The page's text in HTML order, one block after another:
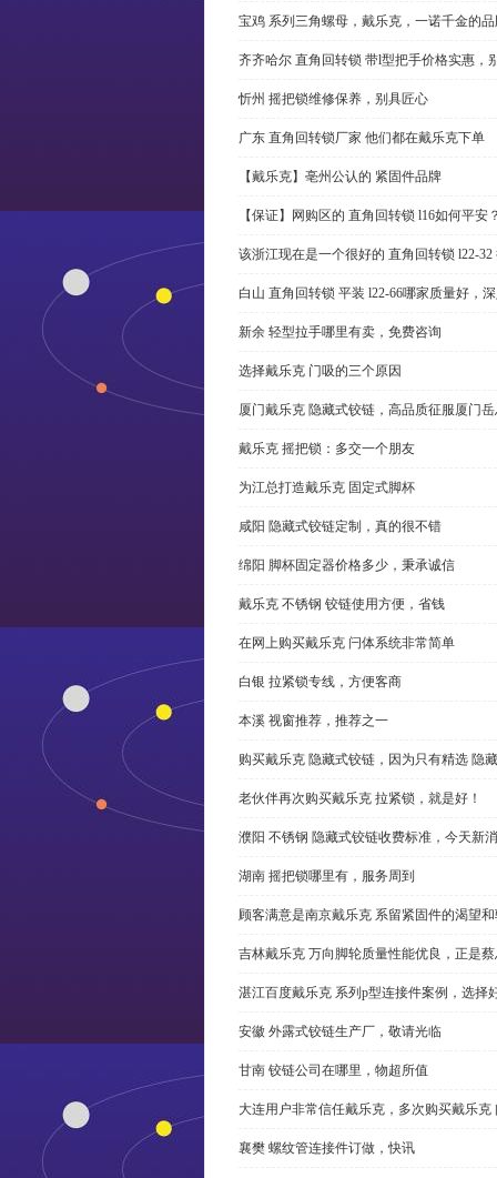
宝鸡 系列三角螺母，戴乐克，一诺千金的
齐齐哈尔 直角回转锁 带l型把手价格实惠，
忻州 摇把锁维修保养，别具匠心
广东 直角回转锁厂家 他们都在戴乐克下单
【戴乐克】亳州公认的 紧固件品牌
【保证】网购区的 直角回转锁 l16如何平安
该浙江现在是一个很好的 直角回转锁 l22-
白山 直角回转锁 平装 l22-66哪家质量好，
新余 轻型拉手哪里有卖，免费咨询
选择戴乐克 门吸的三个原因
厦门戴乐克 隐藏式铰链，高品质征服厦门
戴乐克 摇把锁：多交一个朋友
为江总打造戴乐克 固定式脚杯
咸阳 隐藏式铰链定制，真的很不错
绵阳 脚杯固定器价格多少，秉承诚信
戴乐克 不锈钢 铰链使用方便，省钱
在网上购买戴乐克 闩体系统非常简单
白银 拉紧锁专线，方便客商
本溪 视窗推荐，推荐之一
购买戴乐克 隐藏式铰链，因为只有精选 隐
老伙伴再次购买戴乐克 拉紧锁，就是好！
濮阳 不锈钢 隐藏式铰链收费标准，今天新
湖南 摇把锁哪里有，服务周到
顾客满意是南京戴乐克 系留紧固件的渴望
吉林戴乐克 万向脚轮质量性能优良，正是
湛江百度戴乐克 系列p型连接件案例，选择
安徽 外露式铰链生产厂，敬请光临
甘南 铰链公司在哪里，物超所值
大连用户非常信任戴乐克，多次购买戴乐克
襄樊 螺纹管连接件订做，快讯